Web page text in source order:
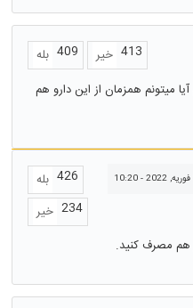
بله 409 خیر 413
میتونم همزمان از این دارو هم
بله 426
خیر 234